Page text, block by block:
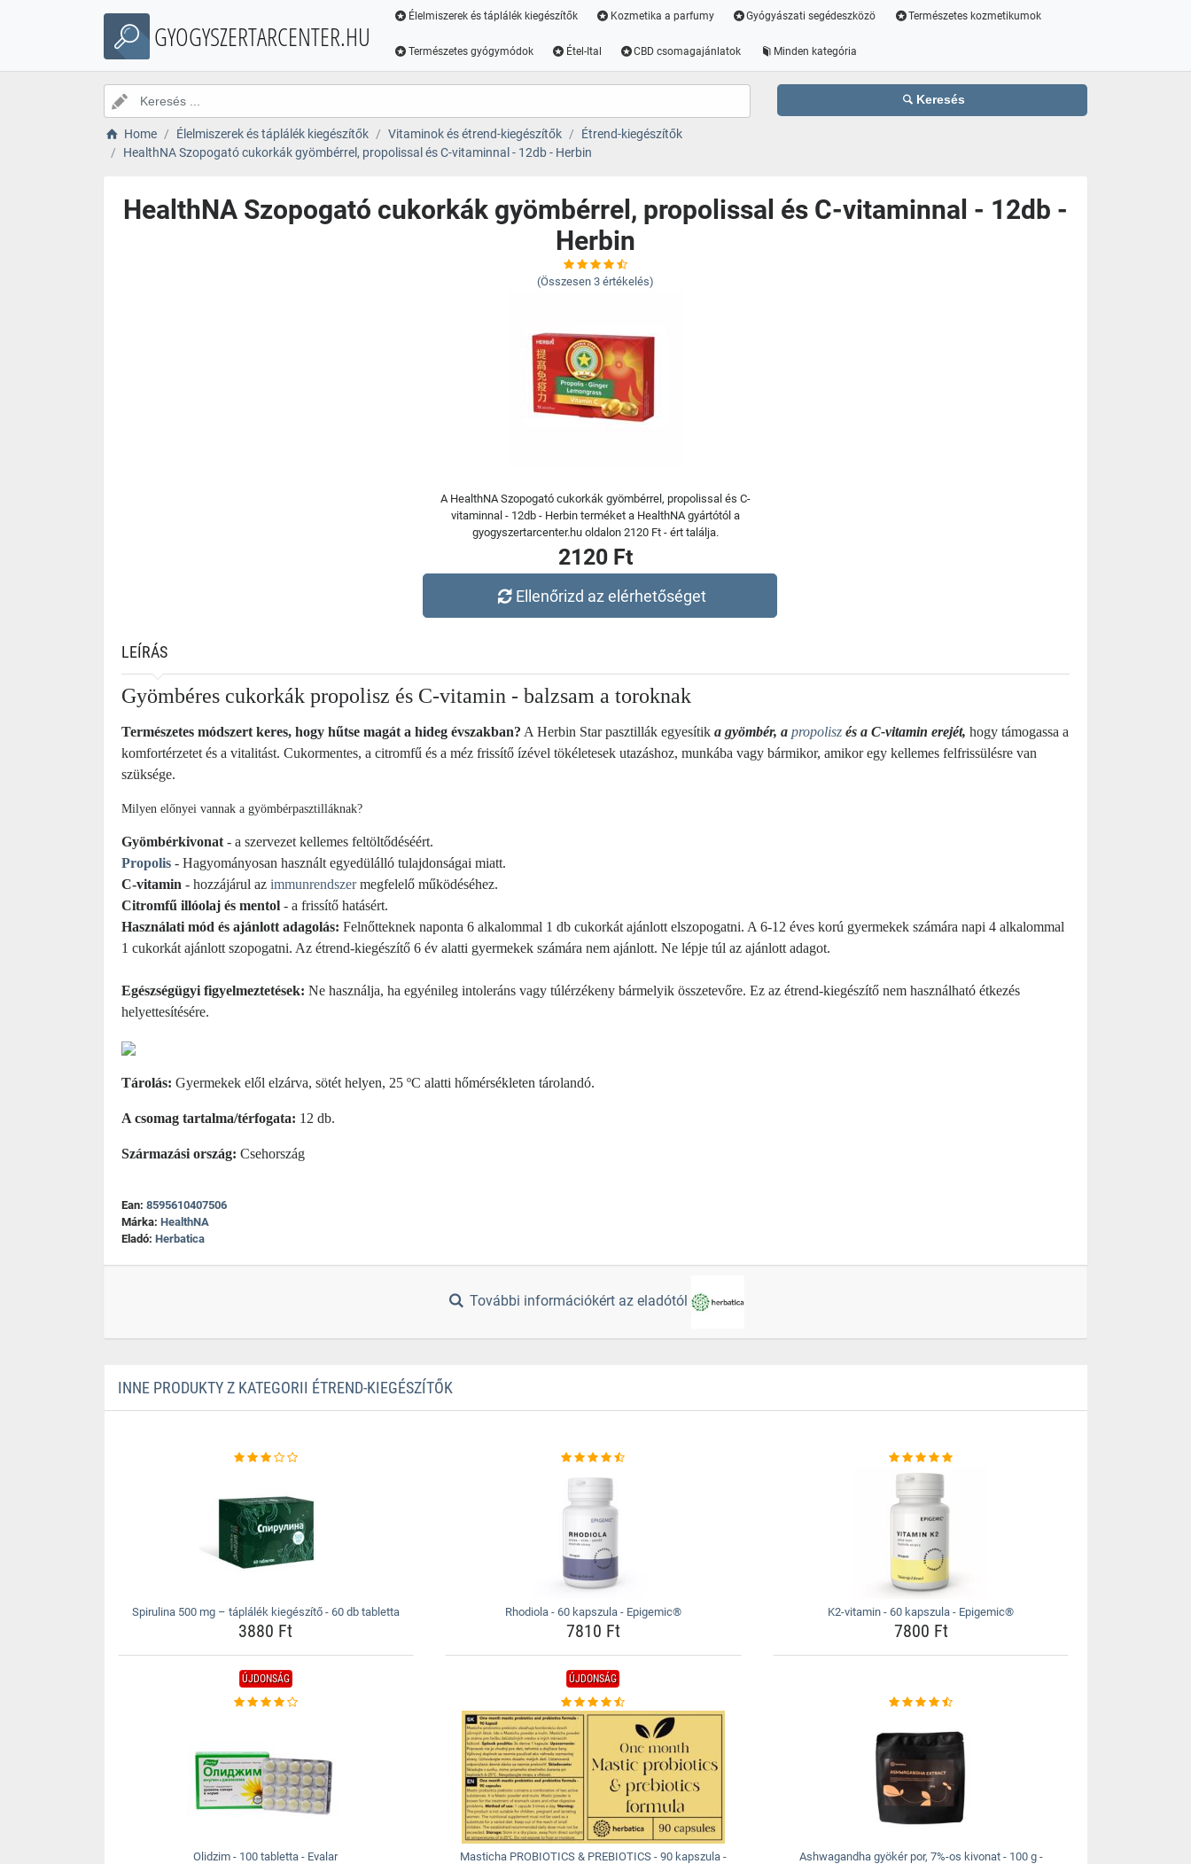
GYOGYSZERTARCENTER.HU
Élelmiszerek és táplálék kiegészítők Kozmetika a parfumy Gyógyászati segédeszközö Természetes kozmetikumok
Természetes gyógymódok Étel-Ital CBD csomagajánlatok Minden kategória
Keresés
Home Élelmiszerek és táplálék kiegészítők Vitaminok és étrend-kiegészítők
Étrend-kiegészítők
HealthNA Szopogató cukorkák gyömbérrel, propolissal és C-vitaminnal - 12db - Herbin
HealthNA Szopogató cukorkák gyömbérrel, propolissal és C-vitaminnal - 12db -
Herbin
(Összesen 3 értékelés)
A HealthNA Szopogató cukorkák gyömbérrel, propolissal és C-
vitaminnal - 12db - Herbin terméket a HealthNA gyártótól a
gyogyszertarcenter.hu oldalon 2120 Ft - ért találja.
2120 Ft
Ellenőrizd az elérhetőséget
LEÍRÁS
Gyömbéres cukorkák propolisz és C-vitamin - balzsam a toroknak
Természetes módszert keres, hogy hűtse magát a hideg évszakban? A Herbin Star pasztillák egyesítik a gyömbér, a propolisz és a C-vitamin erejét, hogy támogassa a
komfortérzetet és a vitalitást. Cukormentes, a citromfű és a méz frissítő ízével tökéletesek utazáshoz, munkába vagy bármikor, amikor egy kellemes felfrissülésre van
szüksége.
Milyen előnyei vannak a gyömbérpasztilláknak?
Gyömbérkivonat - a szervezet kellemes feltöltődéséért.
Propolis - Hagyományosan használt egyedülálló tulajdonságai miatt.
C-vitamin - hozzájárul az immunrendszermegfelelő működéséhez.
Citromfű illóolaj és mentol - a frissítő hatásért.
Használati mód és ajánlott adagolás: Felnőtteknek naponta 6 alkalommal 1 db cukorkát ajánlott elszopogatni. A 6-12 éves korú gyermekek számára napi 4 alkalommal
1 cukorkát ajánlott szopogatni. Az étrend-kiegészítő 6 év alatti gyermekek számára nem ajánlott. Ne lépje túl az ajánlott adagot.
Egészségügyi figyelmeztetések: Ne használja, ha egyénileg intoleráns vagy túlérzékeny bármelyik összetevőre. Ez az étrend-kiegészítő nem használható étkezés
helyettesítésére.
Tárolás: Gyermekek elől elzárva, sötét helyen, 25 ºC alatti hőmérsékleten tárolandó.
A csomag tartalma/térfogata: 12 db.
Származási ország: Csehország
Ean: 8595610407506
Márka: HealthNA
Eladó: Herbatica
További információkért az eladótól
INNE PRODUKTY Z KATEGORII ÉTREND-KIEGÉSZÍTŐK
Spirulina 500 mg – táplálék kiegészítő - 60 db tabletta
3880 Ft
Rhodiola - 60 kapszula - Epigemic®
7810 Ft
K2-vitamin - 60 kapszula - Epigemic®
7800 Ft
ÚJDONSÁG
Olidzim - 100 tabletta - Evalar
ÚJDONSÁG
Masticha PROBIOTICS & PREBIOTICS - 90 kapszula -
Ashwagandha gyökér por, 7%-os kivonat - 100 g -